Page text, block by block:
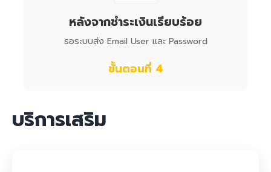
หลังจากชำระเงินเรียบร้อย
รอระบบส่ง Email User และ Password
ขั้นตอนที่ 4
บริการเสริม